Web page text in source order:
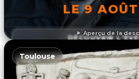
Aperçu de la
LE 9
DÉCOUVRIR
Toulouse